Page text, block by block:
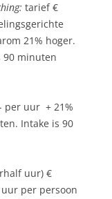
tarief €
21% hoger.
90 minuten
per uur + 21%
Intake is 90
uur) €
uur per persoon